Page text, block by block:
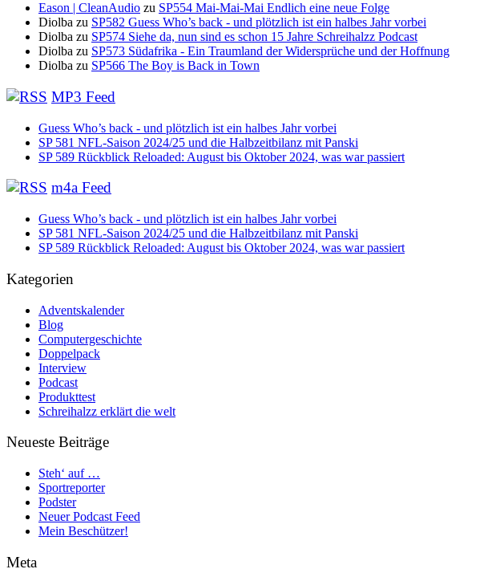
Eason | CleanAudio zu SP554 Mai-Mai-Mai Endlich eine neue Folge
Diolba zu SP582 Guess Who’s back - und plötzlich ist ein halbes Jahr vorbei
Diolba zu SP574 Siehe da, nun sind es schon 15 Jahre Schreihalzz Podcast
Diolba zu SP573 Südafrika - Ein Traumland der Widersprüche und der Hoffnung
Diolba zu SP566 The Boy is Back in Town
MP3 Feed
Guess Who’s back - und plötzlich ist ein halbes Jahr vorbei
SP 581 NFL-Saison 2024/25 und die Halbzeitbilanz mit Panski
SP 589 Rückblick Reloaded: August bis Oktober 2024, was war passiert
m4a Feed
Guess Who’s back - und plötzlich ist ein halbes Jahr vorbei
SP 581 NFL-Saison 2024/25 und die Halbzeitbilanz mit Panski
SP 589 Rückblick Reloaded: August bis Oktober 2024, was war passiert
Kategorien
Adventskalender
Blog
Computergeschichte
Doppelpack
Interview
Podcast
Produkttest
Schreihalzz erklärt die welt
Neueste Beiträge
Steh‘ auf …
Sportreporter
Podster
Neuer Podcast Feed
Mein Beschützer!
Meta